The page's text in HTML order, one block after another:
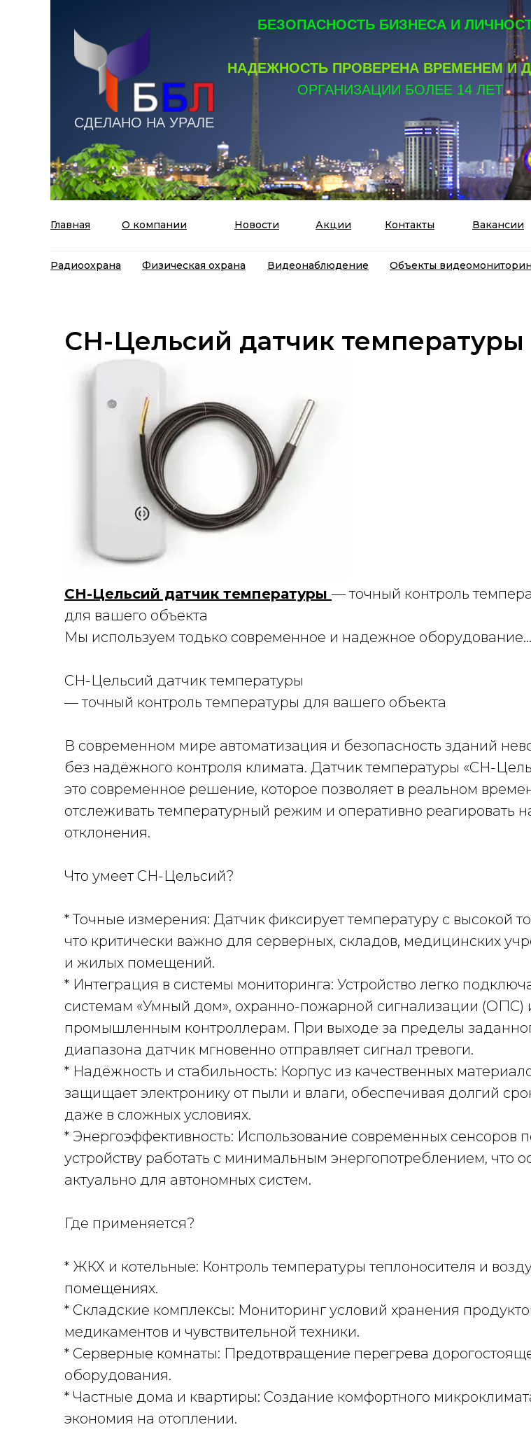
Главная О компании Новости Акции Контакты
Физическая охрана
Радиоохрана Видеонаблюдение Объекты
Вакансии
СДЕЛАНО НА УРАЛЕ
БЕЗОПАСНОСТЬ БИЗНЕСА И
НАДЕЖНОСТЬ ПРОВЕРЕНА ВРЕМЕНЕМ И
ОРГАНИЗАЦИИ БОЛЕЕ 14 ЛЕТ
СН-Цельсий датчик температуры
СН-Цельсий датчик температуры — точный контроль
для вашего объекта
Мы используем тодько современное и надежное оборудование...
СН-Цельсий датчик температуры
— точный контроль температуры для вашего объекта
В современном мире автоматизация и безопасность зданий
без надёжного контроля климата. Датчик температуры «СН-
это современное решение, которое позволяет в реальном
отслеживать температурный режим и оперативно реагировать
отклонения.
Что умеет СН-Цельсий?
* Точные измерения: Датчик фиксирует температуру с высокой
что критически важно для серверных, складов, медицинских
и жилых помещений.
* Интеграция в системы мониторинга: Устройство легко
системам «Умный дом», охранно-пожарной сигнализации (ОПС)
промышленным контроллерам. При выходе за пределы
диапазона датчик мгновенно отправляет сигнал тревоги.
* Надёжность и стабильность: Корпус из качественных
защищает электронику от пыли и влаги, обеспечивая долгий
даже в сложных условиях.
* Энергоэффективность: Использование современных сенсоров
устройству работать с минимальным энергопотреблением, что
актуально для автономных систем.
Где применяется?
* ЖКХ и котельные: Контроль температуры теплоносителя и
помещениях.
* Складские комплексы: Мониторинг условий хранения
медикаментов и чувствительной техники.
* Серверные комнаты: Предотвращение перегрева
оборудования.
* Частные дома и квартиры: Создание комфортного
экономия на отоплении.